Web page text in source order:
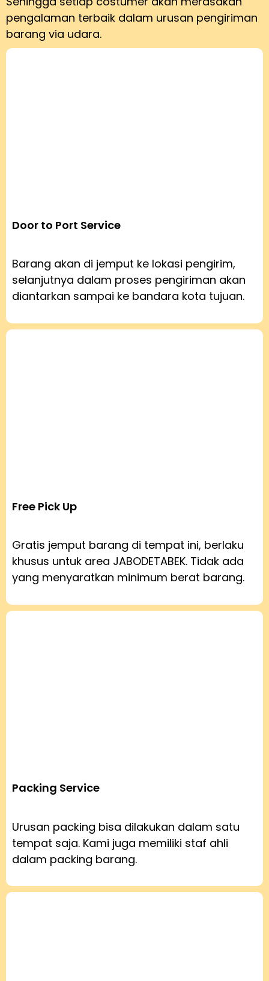
pengalaman terbaik dalam urusan pengiriman
barang via udara.
Door to Port Service
Barang akan di jemput ke lokasi pengirim,
selanjutnya dalam proses pengiriman akan
diantarkan sampai ke bandara kota tujuan.
Free Pick Up
Gratis jemput barang di tempat ini, berlaku
khusus untuk area JABODETABEK. Tidak ada
yang menyaratkan minimum berat barang.
Packing Service
Urusan packing bisa dilakukan dalam satu
tempat saja. Kami juga memiliki staf ahli
dalam packing barang.